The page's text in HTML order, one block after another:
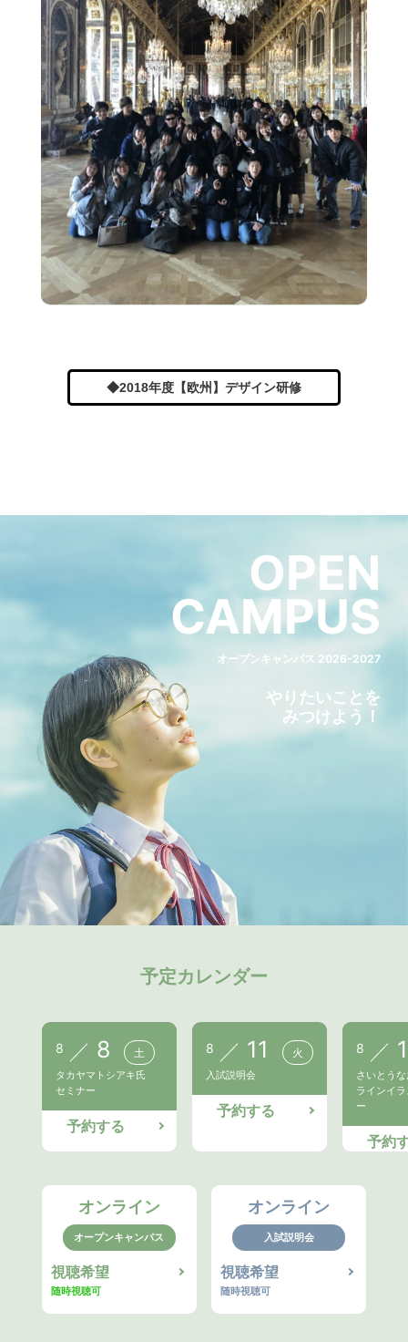
◆2018年度【欧州】デザイン研修
OPEN
CAMPUS
オープンキャンパス 2026-2027
やりたいことを
みつけよう！
予定カレンダー
8 8 土
タカヤマトシアキ氏
セミナー
予約する
8 11 火
入試説明会
予約する
8
さいとう
ラインイ
ー
予約
オンライン
オープンキャンパス
視聴希望
随時視聴可
オンライン
入試説明会
視聴希望
随時視聴可